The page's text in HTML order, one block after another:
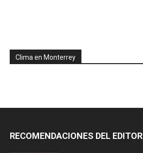
Clima en Monterrey
RECOMENDACIONES DEL EDITOR